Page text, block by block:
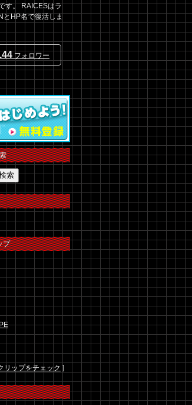
す。 RAICESはラ
とHP名で復活しま
フォロワー
プ
リップをチェック ]